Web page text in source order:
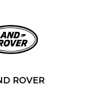
ROVER